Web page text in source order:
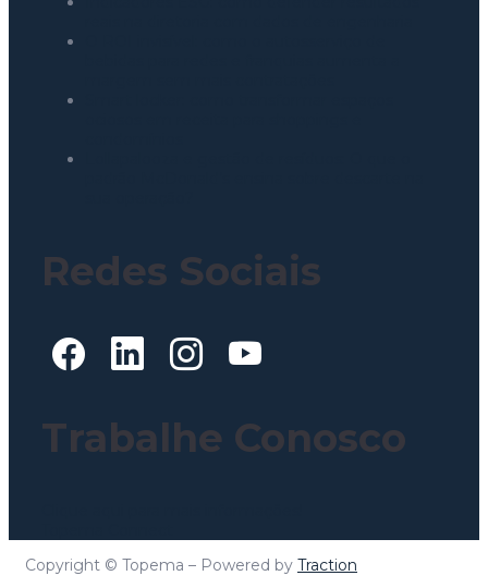
Redes Sociais
Trabalhe Conosco
Copyright © Topema – Powered by Traction